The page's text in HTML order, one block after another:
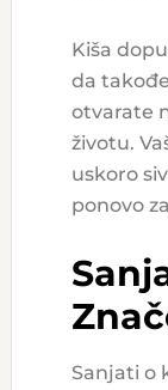
Kiša
da
otvarate
životu.
uskoro
ponovo
Sanjati o